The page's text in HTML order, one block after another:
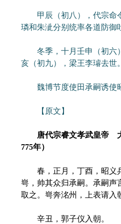
甲辰（初八），代宗命
璘和朱泚分别统率各道防御
冬季，十月壬申（初六
亥（初九），梁王李璿去世。
魏博节度使田承嗣诱使昭
【原文】
唐代宗睿文孝武皇帝
775年）
春，正月，丁酉，昭义
㟧，帅其众归承嗣。承嗣声
取之。㟧奔洺州，上表请入
辛丑，郭子仪入朝。